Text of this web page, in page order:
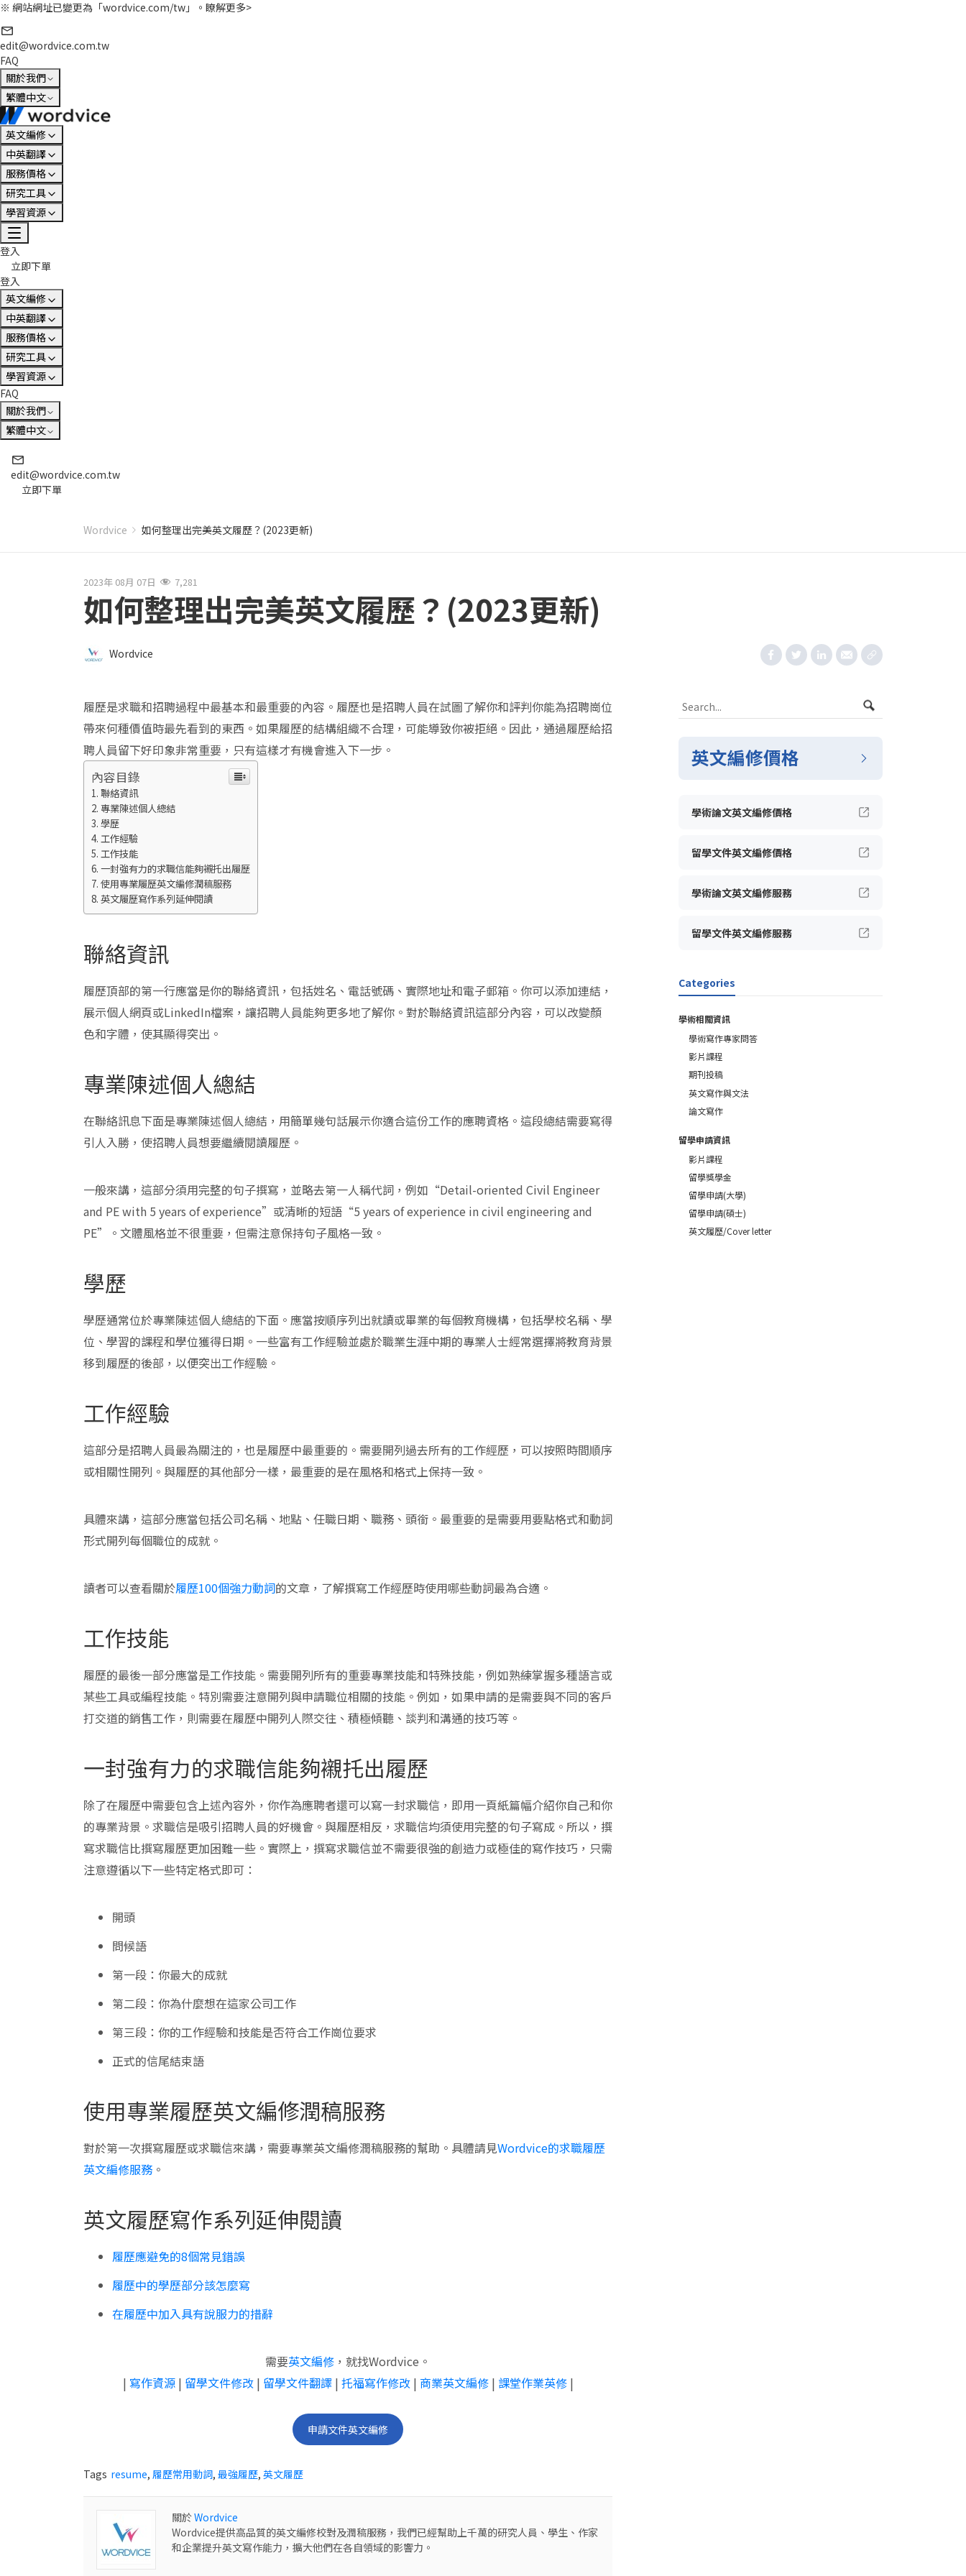
※ 網站網址已變更為「wordvice.com/tw」。 瞭解更多>
edit@wordvice.com.tw
FAQ
關於我們
繁體中文
英文編修
中英翻譯
服務價格
研究工具
學習資源
登入
立即下單
登入
英文編修
中英翻譯
服務價格
研究工具
學習資源
FAQ
關於我們
繁體中文
edit@wordvice.com.tw
立即下單
Wordvice 如何整理出完美英文履歷？(2023更新)
2023年 08月 07日 7,281
如何整理出完美英文履歷？(2023更新)
Wordvice
履歷是求職和招聘過程中最基本和最重要的內容。履歷也是招聘人員在試圖了解你和評判你能為招聘崗位
帶來何種價值時最先看到的東西。如果履歷的結構組織不合理，可能導致你被拒絕。因此，通過履歷給招
聘人員留下好印象非常重要，只有這樣才有機會進入下一步。
內容目錄
聯絡資訊
專業陳述個人總結
學歷
工作經驗
工作技能
一封強有力的求職信能夠襯托出履歷
使用專業履歷英文編修潤稿服務
英文履歷寫作系列延伸閱讀
聯絡資訊
履歷頂部的第一行應當是你的聯絡資訊，包括姓名、電話號碼、實際地址和電子郵箱。你可以添加連結，
展示個人網頁或LinkedIn檔案，讓招聘人員能夠更多地了解你。對於聯絡資訊這部分內容，可以改變顏
色和字體，使其顯得突出。
專業陳述個人總結
在聯絡訊息下面是專業陳述個人總結，用簡單幾句話展示你適合這份工作的應聘資格。這段總結需要寫得
引人入勝，使招聘人員想要繼續閱讀履歷。
一般來講，這部分須用完整的句子撰寫，並略去第一人稱代詞，例如“Detail-oriented Civil Engineer
and PE with 5 years of experience”或清晰的短語“5 years of experience in civil engineering and
PE”。文體風格並不很重要，但需注意保持句子風格一致。
學歷
學歷通常位於專業陳述個人總結的下面。應當按順序列出就讀或畢業的每個教育機構，包括學校名稱、學
位、學習的課程和學位獲得日期。一些富有工作經驗並處於職業生涯中期的專業人士經常選擇將教育背景
移到履歷的後部，以便突出工作經驗。
工作經驗
這部分是招聘人員最為關注的，也是履歷中最重要的。需要開列過去所有的工作經歷，可以按照時間順序
或相關性開列。與履歷的其他部分一樣，最重要的是在風格和格式上保持一致。
具體來講，這部分應當包括公司名稱、地點、任職日期、職務、頭銜。最重要的是需要用要點格式和動詞
形式開列每個職位的成就。
讀者可以查看關於履歷100個強力動詞的文章，了解撰寫工作經歷時使用哪些動詞最為合適。
工作技能
履歷的最後一部分應當是工作技能。需要開列所有的重要專業技能和特殊技能，例如熟練掌握多種語言或
某些工具或編程技能。特別需要注意開列與申請職位相關的技能。例如，如果申請的是需要與不同的客戶
打交道的銷售工作，則需要在履歷中開列人際交往、積極傾聽、談判和溝通的技巧等。
一封強有力的求職信能夠襯托出履歷
除了在履歷中需要包含上述內容外，你作為應聘者還可以寫一封求職信，即用一頁紙篇幅介紹你自己和你
的專業背景。求職信是吸引招聘人員的好機會。與履歷相反，求職信均須使用完整的句子寫成。所以，撰
寫求職信比撰寫履歷更加困難一些。實際上，撰寫求職信並不需要很強的創造力或極佳的寫作技巧，只需
注意遵循以下一些特定格式即可：
開頭
問候語
第一段：你最大的成就
第二段：你為什麼想在這家公司工作
第三段：你的工作經驗和技能是否符合工作崗位要求
正式的信尾結束語
使用專業履歷英文編修潤稿服務
對於第一次撰寫履歷或求職信來講，需要專業英文編修潤稿服務的幫助。具體請見Wordvice的求職履歷
英文編修服務 。
英文履歷寫作系列延伸閱讀
履歷應避免的8個常見錯誤
履歷中的學歷部分該怎麼寫
在履歷中加入具有說服力的措辭
需要英文編修 ，就找Wordvice。
| 寫作資源| 留學文件修改| 留學文件翻譯| 托福寫作修改| 商業英文編修| 課堂作業英修|
申請文件英文編修
Tags resume, 履歷常用動詞, 最強履歷, 英文履歷
關於Wordvice
Wordvice提供高品質的英文編修校對及潤稿服務，我們已經幫助上千萬的研究人員、學生、作家
和企業提升英文寫作能力，擴大他們在各自領域的影響力。
英文編修價格
學術論文英文編修價格
留學文件英文編修價格
學術論文英文編修服務
留學文件英文編修服務
Categories
學術相關資訊
學術寫作專家問答
影片課程
期刊投稿
英文寫作與文法
論文寫作
留學申請資訊
影片課程
留學獎學金
留學申請(大學)
留學申請(碩士)
英文履歷/Cover letter